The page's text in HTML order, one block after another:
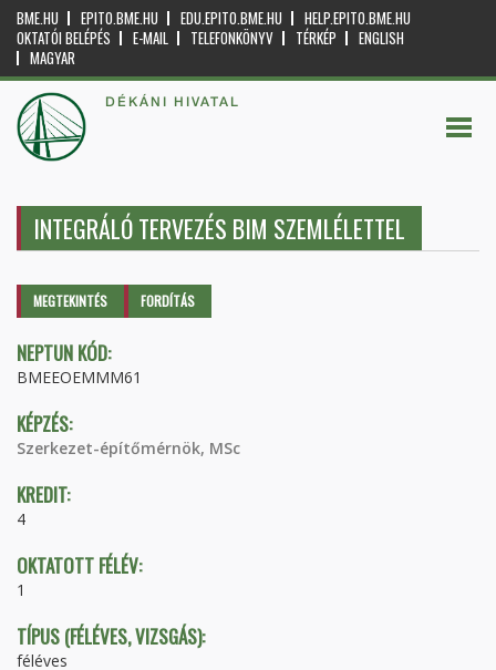
BME.HU EPITO.BME.HU EDU.EPITO.BME.HU
HELP.EPITO.BME.HU
OKTATÓI BELÉPÉS
E-MAIL TELEFONKÖNYV TÉRKÉP
ENGLISH
MAGYAR
DÉKÁNI HIVATAL
INTEGRÁLÓ TERVEZÉS BIM SZEMLÉLETTEL
Elsődleges fülek
MEGTEKINTÉS (AKTÍVFORDÍTÁS
NEPTUN KÓD:
BMEEOEMMM61
KÉPZÉS:
Szerkezet-építőmérnök, MSc
KREDIT:
4
OKTATOTT FÉLÉV:
1
TÍPUS (FÉLÉVES, VIZSGÁS):
féléves